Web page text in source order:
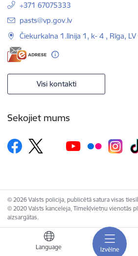
Izvēlne
Language
+371 67075333
E-pasts:
pasts@vp.gov.lv
Čiekurkalna 1.līnija 1, k- 4 , Rīga,
Visi kontakti
Sekojiet mums
© 2026 Valsts policija, publicētā satura visas
© 2020 Valsts kanceleja, Tīmekļvietņu vienotās
aizsargātas.